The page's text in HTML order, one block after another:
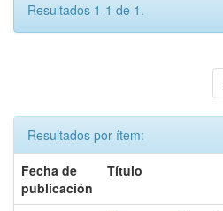
Resultados 1-1 de 1.
Resultados por ítem:
Fecha de
publicación
Título